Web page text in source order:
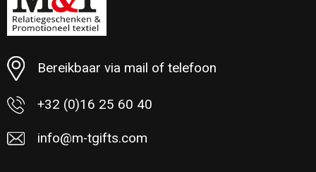
Minimale afname: 1.000
Bereikbaar via mail of telefoon
+32 (0)16 25 60 40
info@m-tgifts.com